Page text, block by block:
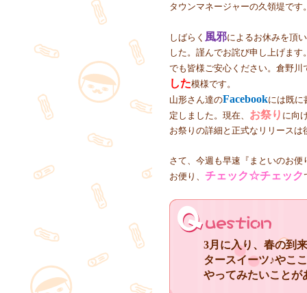
タウンマネージャーの久領堤です
しばらく 風邪によるお休みを頂
した。謹んでお詫び申し上げます
でも皆様ご安心ください。倉野
した模様です。
山形さん達のFacebookには既に
定しました。現在、 お祭り に向
お祭りの詳細と正式なリリース
さて、今週も早速『まといのお
お便り、 チェック☆チェック
3月に入り、春の到
タースイーツ♪やこ
やってみたいことが